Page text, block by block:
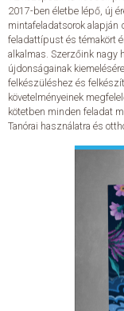
2017-ben életbe lépő, új
mintafeladatsorok
feladattípust és témakört
alkalmas. Szerzőink nagy
újdonságainak
felkészüléshez és
követelményeinek
kötetben minden feladat
Tanórai használatra és
ELADÁSI SIKERLISTA
ÁLTALÁNOS
ADATKEZELÉSI ÉS